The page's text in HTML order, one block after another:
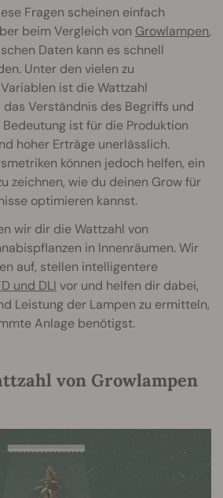
Fragen scheinen einfach
beim Vergleich von Growlampen,
Daten kann es schnell
Unter den vielen zu
ist die Wattzahl
Verständnis des Begriffs und
ist für die Produktion
hoher Erträge unerlässlich.
können jedoch helfen, ein
zeichnen, wie du deinen Grow für
optimieren kannst.
wir dir die Wattzahl von
in Innenräumen. Wir
auf, stellen intelligentere
und DLI vor und helfen dir dabei,
Leistung der Lampen zu ermitteln,
Anlage benötigst.
von Growlampen